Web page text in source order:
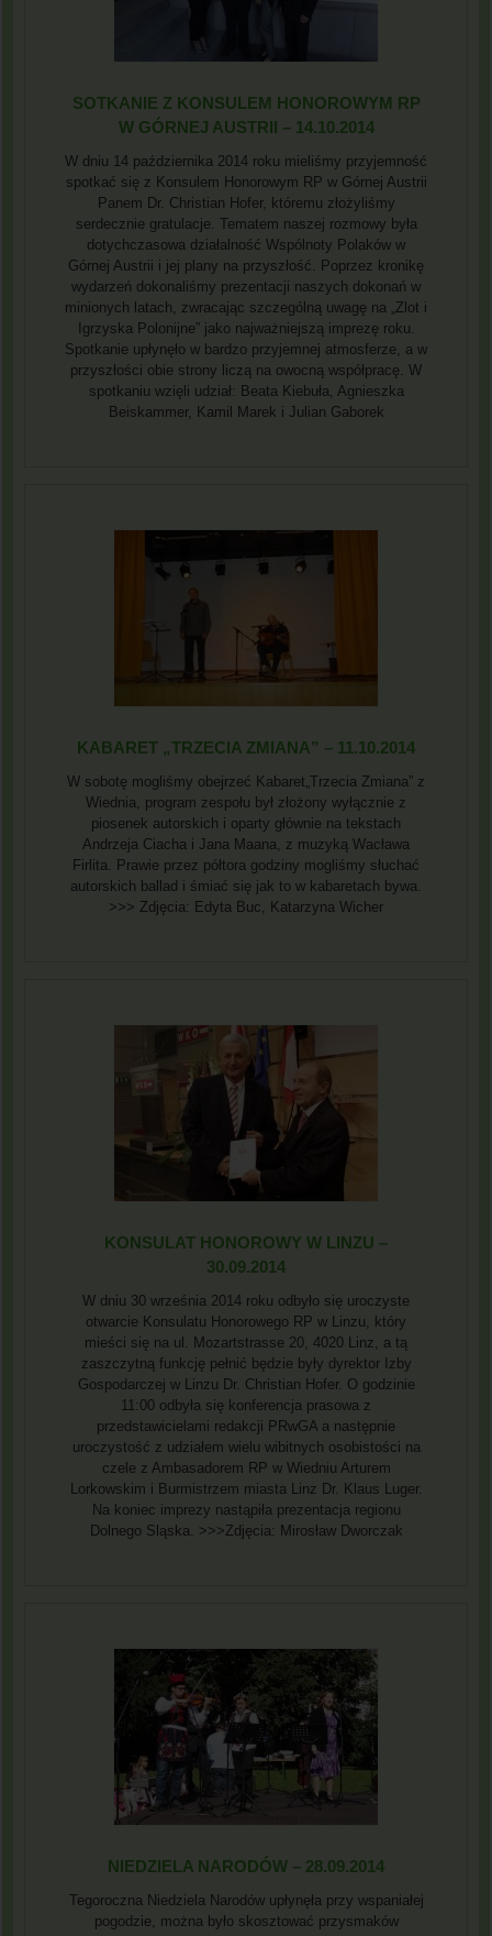
SOTKANIE Z KONSULEM HONOROWYM RP
W GÓRNEJ AUSTRII – 14.10.2014
W dniu 14 października 2014 roku mieliśmy przyjemność
spotkać się z Konsulem Honorowym RP w Górnej Austrii
Panem Dr. Christian Hofer, któremu złożyliśmy
serdecznie gratulacje. Tematem naszej rozmowy była
dotychczasowa działalność Wspólnoty Polaków w
Górnej Austrii i jej plany na przyszłość. Poprzez kronikę
wydarzeń dokonaliśmy prezentacji naszych dokonań w
minionych latach, zwracając szczególną uwagę na „Zlot i
Igrzyska Polonijne” jako najważniejszą imprezę roku.
Spotkanie upłynęło w bardzo przyjemnej atmosferze, a w
przyszłości obie strony liczą na owocną współpracę. W
spotkaniu wzięli udział: Beata Kiebuła, Agnieszka
Beiskammer, Kamil Marek i Julian Gaborek
KABARET „TRZECIA ZMIANA” – 11.10.2014
W sobotę mogliśmy obejrzeć Kabaret„Trzecia Zmiana” z
Wiednia, program zespołu był złożony wyłącznie z
piosenek autorskich i oparty głównie na tekstach
Andrzeja Ciacha i Jana Maana, z muzyką Wacława
Firlita. Prawie przez półtora godziny mogliśmy słuchać
autorskich ballad i śmiać się jak to w kabaretach bywa.
>>> Zdjęcia: Edyta Buc, Katarzyna Wicher
KONSULAT HONOROWY W LINZU –
30.09.2014
W dniu 30 września 2014 roku odbyło się uroczyste
otwarcie Konsulatu Honorowego RP w Linzu, który
mieści się na ul. Mozartstrasse 20, 4020 Linz, a tą
zaszczytną funkcję pełnić będzie były dyrektor Izby
Gospodarczej w Linzu Dr. Christian Hofer. O godzinie
11:00 odbyła się konferencja prasowa z
przedstawicielami redakcji PRwGA a następnie
uroczystość z udziałem wielu wibitnych osobistości na
czele z Ambasadorem RP w Wiedniu Arturem
Lorkowskim i Burmistrzem miasta Linz Dr. Klaus Luger.
Na koniec imprezy nastąpiła prezentacja regionu
Dolnego Sląska. >>>Zdjęcia: Mirosław Dworczak
NIEDZIELA NARODÓW – 28.09.2014
Tegoroczna Niedziela Narodów upłynęła przy wspaniałej
pogodzie, można było skosztować przysmaków